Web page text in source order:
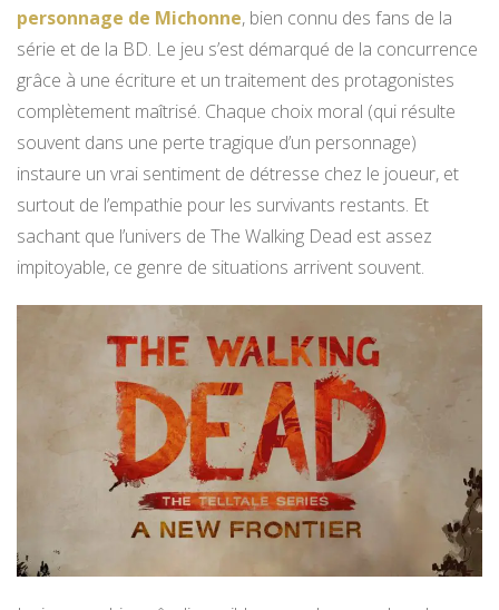
personnage de Michonne, bien connu des fans de la
série et de la BD. Le jeu s’est démarqué de la concurrence
grâce à une écriture et un traitement des protagonistes
complètement maîtrisé. Chaque choix moral (qui résulte
souvent dans une perte tragique d’un personnage)
instaure un vrai sentiment de détresse chez le joueur, et
surtout de l’empathie pour les survivants restants. Et
sachant que l’univers de The Walking Dead est assez
impitoyable, ce genre de situations arrivent souvent.